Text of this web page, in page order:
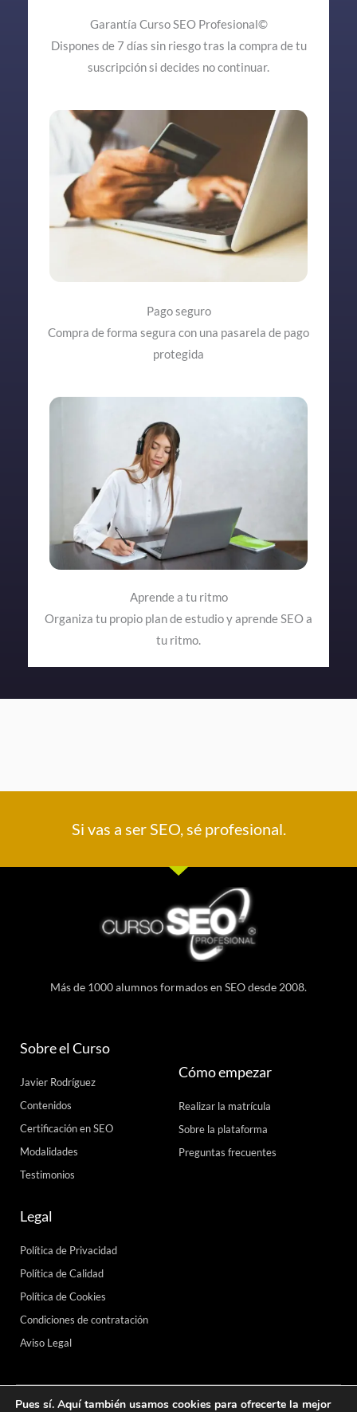
Garantía Curso SEO Profesional©
Dispones de 7 días sin riesgo tras la compra de tu
suscripción si decides no continuar.
Pago seguro
Compra de forma segura con una pasarela de pago
protegida
Aprende a tu ritmo
Organiza tu propio plan de estudio y aprende SEO a
tu ritmo.
Si vas a ser SEO, sé profesional.
Más de 1000 alumnos formados en SEO desde 2008.
Sobre el Curso
Javier Rodríguez
Contenidos
Certificación en SEO
Modalidades
Testimonios
Cómo empezar
Realizar la matrícula
Sobre la plataforma
Preguntas frecuentes
Legal
Política de Privacidad
Política de Calidad
Política de Cookies
Condiciones de contratación
Aviso Legal
Pues sí. Aquí también usamos cookies para ofrecerte la mejor